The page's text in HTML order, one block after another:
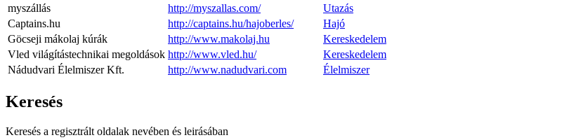
myszállás
http://myszallas.com/
Utazás
Captains.hu
http://captains.hu/hajoberles/
Hajó
Göcseji mákolaj kúrák
http://www.makolaj.hu
Kereskedelem
Vled világítástechnikai megoldások http://www.vled.hu/
Kereskedelem
Nádudvari Élelmiszer Kft.
http://www.nadudvari.com Élelmiszer
Keresés
Keresés a regisztrált oldalak nevében és leirásában